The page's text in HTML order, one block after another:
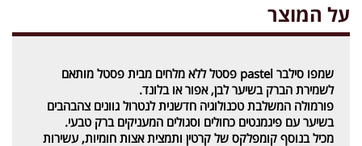
על המוצר
שמפו סילבר pastel פסטל ללא מלחים מבית פסטל מותאם
לשמירת הברק בשיער לבן, אפור או בלונד.
פורמולה המשלבת טכנולוגיה חדשנית לנטרול גוונים צהבהבים
בשיער עם פיגמנטים כחולים וסגולים המעניקים ברק טבעי.
מכיל בנוסף קומפלקס של קרטין ותמצית אצות חומיות, עשירות